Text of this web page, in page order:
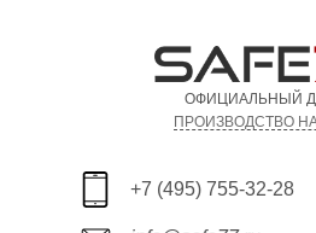
ОФИЦИАЛЬНЫЙ
ПРОИЗВОДСТВО
+7 (495) 755-32-28